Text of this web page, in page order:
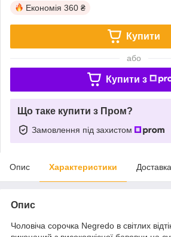
Економія 360 ₴
Купити
або
Купити з
Що таке купити з Пром?
Замовлення під захистом
Опис Характеристики Доставка
Опис
Чоловіча сорочка Negredо в світлих